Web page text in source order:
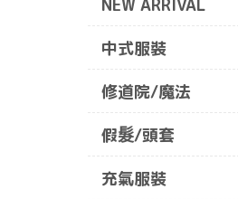
NEW ARRIVAL
中式服裝
修道院/魔法
假髮/頭套
充氣服裝